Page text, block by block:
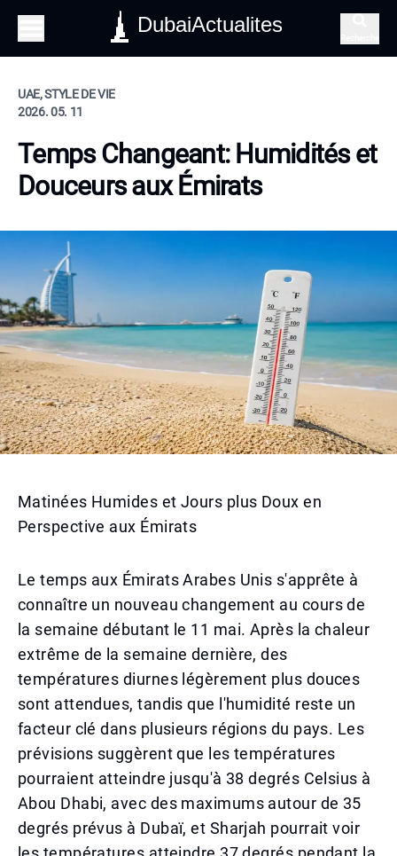
DubaiActualites
UAE, STYLE DE VIE
2026. 05. 11
Temps Changeant: Humidités et
Douceurs aux Émirats
Matinées Humides et Jours plus Doux en
Perspective aux Émirats
Le temps aux Émirats Arabes Unis s'apprête à
connaître un nouveau changement au cours de
la semaine débutant le 11 mai. Après la chaleur
extrême de la semaine dernière, des
températures diurnes légèrement plus douces
sont attendues, tandis que l'humidité reste un
facteur clé dans plusieurs régions du pays. Les
prévisions suggèrent que les températures
pourraient atteindre jusqu'à 38 degrés Celsius à
Abou Dhabi, avec des maximums autour de 35
degrés prévus à Dubaï, et Sharjah pourrait voir